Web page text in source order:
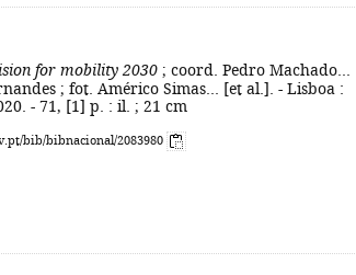
for mobility 2030 ; coord. Pedro Machado...
; fot. Américo Simas... [et al.]. - Lisboa :
- 71, [1] p. : il. ; 21 cm
bib/bibnacional/2083980